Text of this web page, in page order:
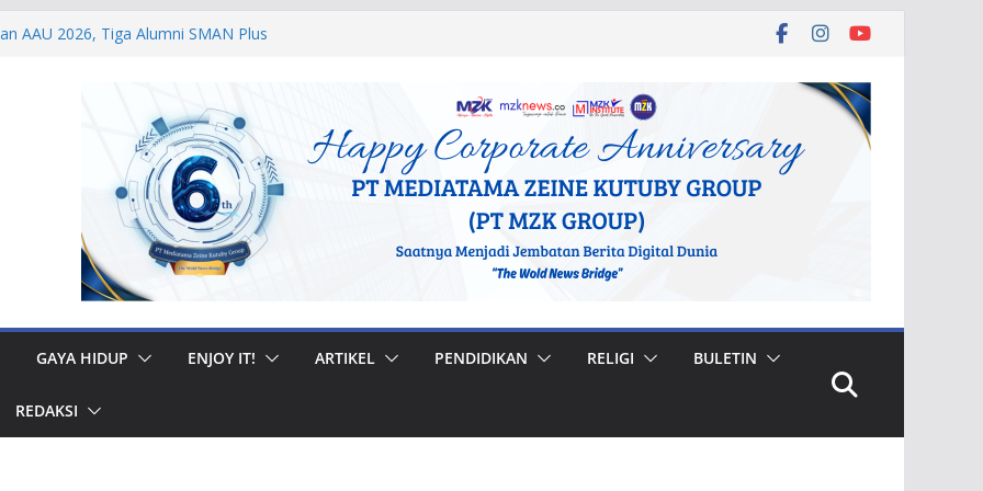
AAU 2026, Tiga Alumni SMAN Plus
Akpol Dampingi Siswa Sekolah
Bhakti 2026
Prajurit, Kodaeral V Hadiri Syukuran
Surabaya
Personel Lanud Sulaiman
World Boomerang Championship
GAYA HIDUP ENJOY IT! ARTIKEL PENDIDIKAN RELIGI BULETIN
REDAKSI